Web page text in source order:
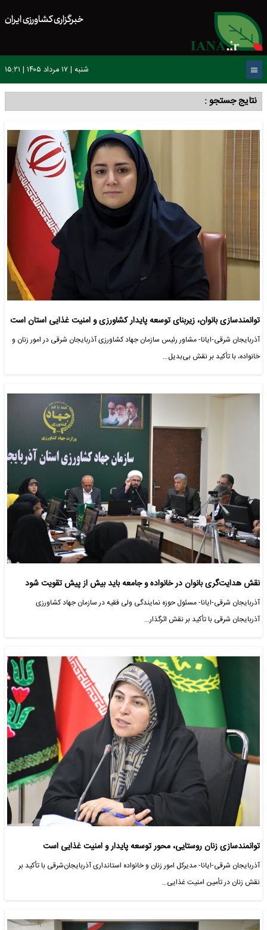
خبرگزاری کشاورزی ایران
شنبه | ۱۷ مرداد ۱۴۰۵ | ۱۵:۲۱
نتایج جستجو :
توانمندسازی بانوان، زیربنای توسعه پایدار کشاورزی و امنیت غذایی استان است
آذربایجان شرقی-ایانا- مشاور رئیس سازمان جهاد کشاورزی آذربایجان شرقی در امور زنان و
خانواده، با تأکید بر نقش بی‌بدیل…
نقش هدایت‌گری بانوان در خانواده و جامعه باید بیش از پیش تقویت شود
آذربایجان شرقی-ایانا- مسئول حوزه نمایندگی ولی فقیه در سازمان جهاد کشاورزی
آذربایجان شرقی با تأکید بر نقش اثرگذار…
توانمندسازی زنان روستایی، محور توسعه پایدار و امنیت غذایی است
آذربایجان شرقی-ایانا- مدیرکل امور زنان و خانواده استانداری آذربایجان‌شرقی با تأکید بر
نقش زنان در تأمین امنیت غذایی…